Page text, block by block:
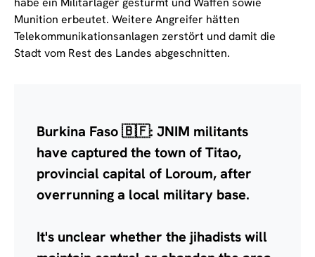
Munition erbeutet. Weitere Angreifer hätten
Telekommunikationsanlagen zerstört und damit die
Stadt vom Rest des Landes abgeschnitten.
Burkina Faso 🇧🇫: JNIM militants
have captured the town of Titao,
provincial capital of Loroum, after
overrunning a local military base.
It's unclear whether the jihadists will